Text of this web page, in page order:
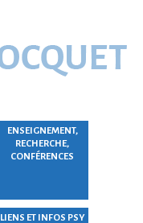
ENSEIGNEMENT,
RECHERCHE,
CONFÉRENCES
LIENS ET INFOS PSY